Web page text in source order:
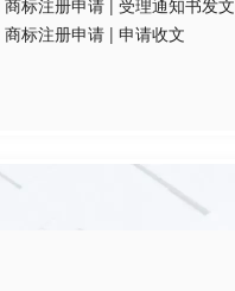
商标注册申请 | 受理通知书发文
商标注册申请 | 申请收文